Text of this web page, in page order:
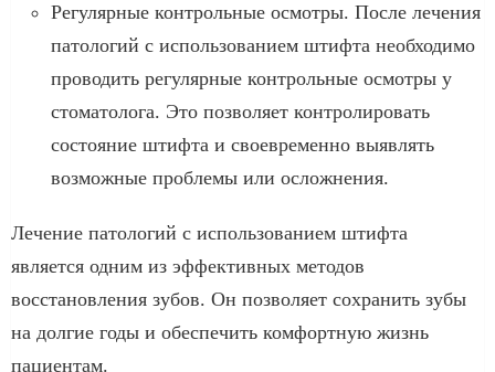
Регулярные контрольные осмотры. После лечения
патологий с использованием штифта необходимо
проводить регулярные контрольные осмотры у
стоматолога. Это позволяет контролировать
состояние штифта и своевременно выявлять
возможные проблемы или осложнения.
Лечение патологий с использованием штифта
является одним из эффективных методов
восстановления зубов. Он позволяет сохранить зубы
на долгие годы и обеспечить комфортную жизнь
пациентам.